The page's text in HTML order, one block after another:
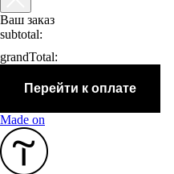
Ваш заказ
subtotal:
grandTotal:
Перейти к оплате
Made on